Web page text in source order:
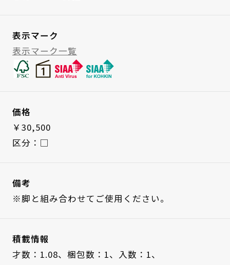
表示マーク
表示マーク一覧
価格
￥30,500
区分：□
備考
※脚と組み合わせてご使用ください。
積載情報
才数：1.08、 梱包数：1、
入数：1、